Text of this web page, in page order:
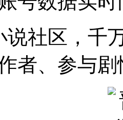
说社区，千
者、参与